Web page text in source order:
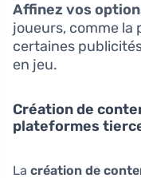
Affinez vos
joueurs, comme la
certaines
en jeu.
Création de
plateformes
La création de